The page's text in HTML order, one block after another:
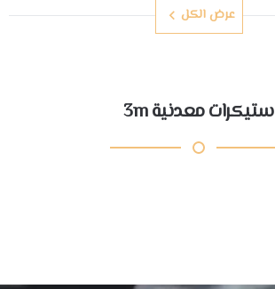
عرض الكل
ستيكرات معدنية 3m